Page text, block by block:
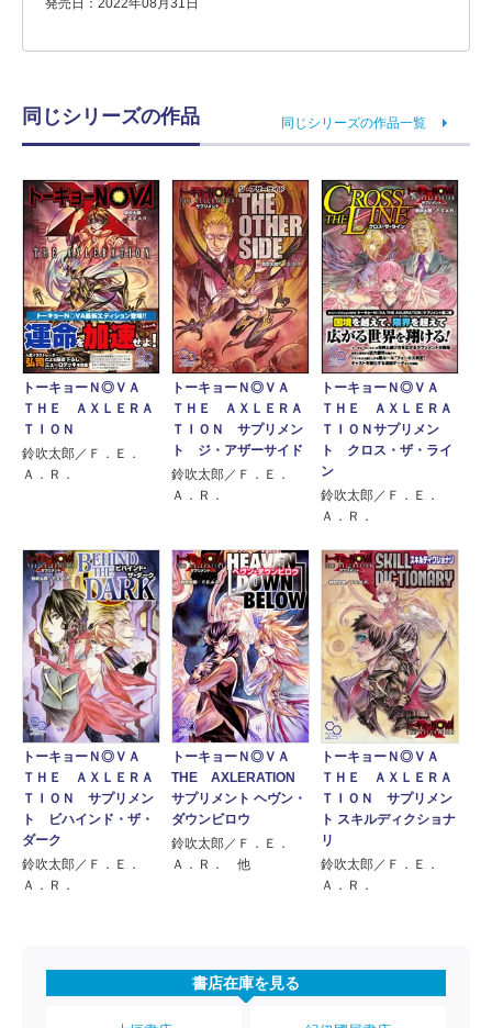
発売日：2022年08月31日
同じシリーズの作品 同じシリーズの作品一覧
トーキョーＮ◎ＶＡ
ＴＨＥ ＡＸＬＥＲＡ
ＴＩＯＮ
鈴吹太郎／Ｆ．Ｅ．
Ａ．Ｒ．
トーキョーＮ◎ＶＡ
ＴＨＥ ＡＸＬＥＲＡ
ＴＩＯＮ サプリメン
ト ジ・アザーサイド
鈴吹太郎／Ｆ．Ｅ．
Ａ．Ｒ．
トーキョーＮ◎ＶＡ
ＴＨＥ ＡＸＬＥＲＡ
ＴＩＯＮサプリメン
ト クロス・ザ・ライ
ン
鈴吹太郎／Ｆ．Ｅ．
Ａ．Ｒ．
トーキョーＮ◎ＶＡ
ＴＨＥ ＡＸＬＥＲＡ
ＴＩＯＮ サプリメン
ト ビハインド・ザ・
ダーク
鈴吹太郎／Ｆ．Ｅ．
Ａ．Ｒ．
トーキョーＮ◎ＶＡ
THE AXLERATION
サプリメント ヘヴン・
ダウンビロウ
鈴吹太郎／Ｆ．Ｅ．
Ａ．Ｒ． 他
トーキョーＮ◎ＶＡ
ＴＨＥ ＡＸＬＥＲＡ
ＴＩＯＮ サプリメン
ト スキルディクショナ
リ
鈴吹太郎／Ｆ．Ｅ．
Ａ．Ｒ．
書店在庫を見る